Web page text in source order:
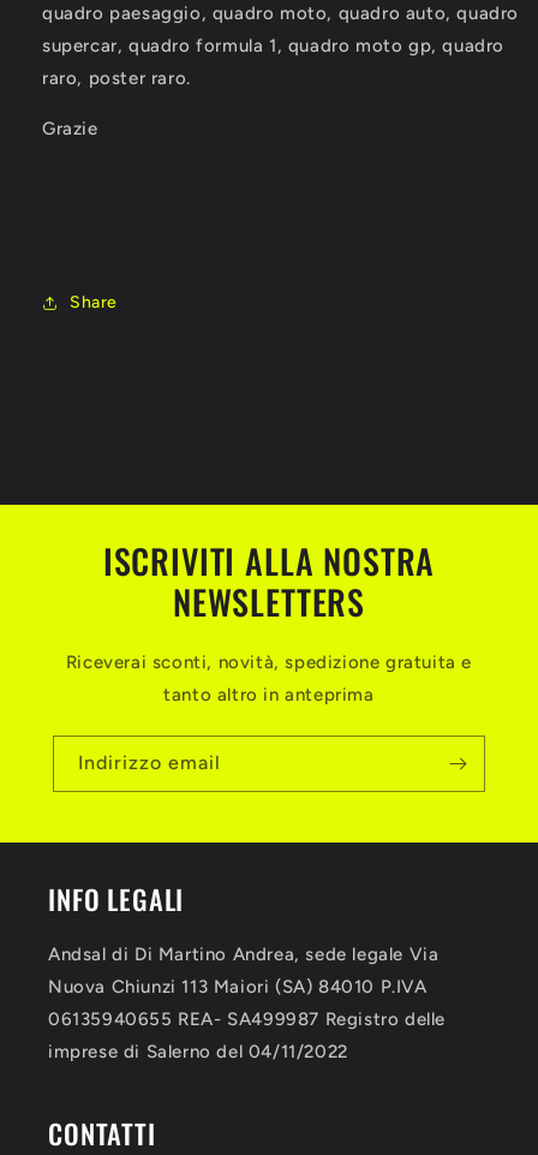
quadro paesaggio, quadro moto, quadro auto, quadro
supercar, quadro formula 1, quadro moto gp, quadro
raro, poster raro.
Grazie
Share
ISCRIVITI ALLA NOSTRA
NEWSLETTERS
Riceverai sconti, novità, spedizione gratuita e
tanto altro in anteprima
Indirizzo email
INFO LEGALI
Andsal di Di Martino Andrea, sede legale Via
Nuova Chiunzi 113 Maiori (SA) 84010 P.IVA
06135940655 REA- SA499987 Registro delle
imprese di Salerno del 04/11/2022
CONTATTI